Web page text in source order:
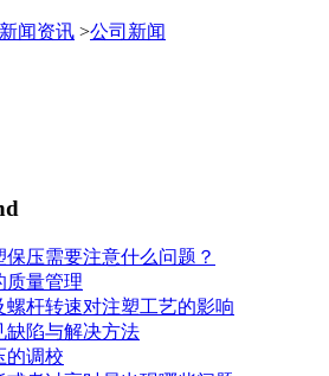
新闻资讯 >公司新闻
压需要注意什么问题？
质量管理
螺杆转速对注塑工艺的影响
缺陷与解决方法
的调校